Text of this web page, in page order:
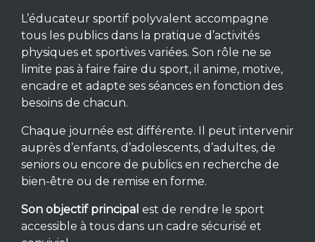
L’éducateur sportif polyvalent accompagne
tous les publics dans la pratique d’activités
physiques et sportives variées. Son rôle ne se
limite pas à faire faire du sport, il anime, motive,
encadre et adapte ses séances en fonction des
besoins de chacun.
Chaque journée est différente. Il peut intervenir
auprès d’enfants, d’adolescents, d’adultes, de
seniors ou encore de publics en recherche de
bien-être ou de remise en forme.
Son objectif principal est de rendre le sport
accessible à tous dans un cadre sécurisé et